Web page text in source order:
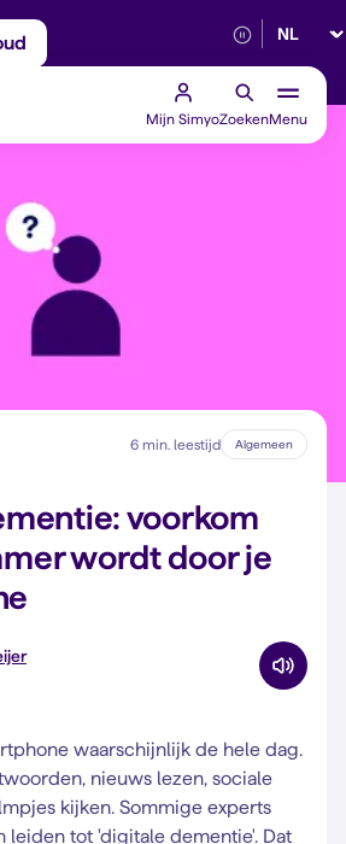
Betrouwbaar
Mijn SimyoZoekenMenu
6 min. leestijd Algemeen
voorkom
wordt door je
waarschijnlijk de hele dag.
nieuws lezen, sociale
kijken. Sommige experts
leiden tot 'digitale dementie'. Dat